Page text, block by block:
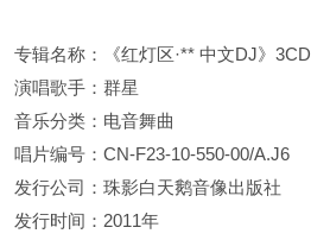
专辑名称：《红灯区·** 中文DJ》3CD
演唱歌手：群星
音乐分类：电音舞曲
唱片编号：CN-F23-10-550-00/A.J6
发行公司：珠影白天鹅音像出版社
发行时间：2011年